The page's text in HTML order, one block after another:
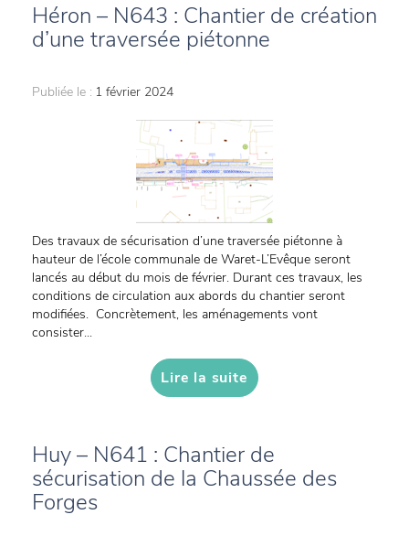
Héron – N643 : Chantier de création
d’une traversée piétonne
Publiée le : 1 février 2024
Des travaux de sécurisation d’une traversée piétonne à
hauteur de l’école communale de Waret-L’Evêque seront
lancés au début du mois de février. Durant ces travaux, les
conditions de circulation aux abords du chantier seront
modifiées. Concrètement, les aménagements vont
consister...
Lire la suite
Huy – N641 : Chantier de
sécurisation de la Chaussée des
Forges